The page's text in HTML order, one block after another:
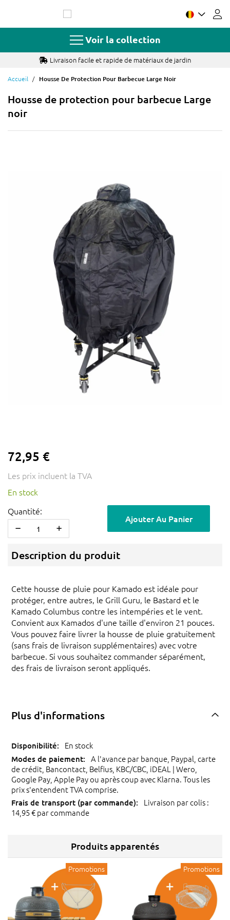
contenu
Voir la collection
Livraison facile et rapide de matériaux de jardin
Accueil Housse De Protection Pour Barbecue Large Noir
Housse de protection pour barbecue Large
noir
72,95 €
Les prix incluent la TVA
En stock
Quantité:
Ajouter Au Panier
Description du produit
Cette housse de pluie pour Kamado est idéale pour
protéger, entre autres, le Grill Guru, le Bastard et le
Kamado Columbus contre les intempéries et le vent.
Convient aux Kamados d'une taille d'environ 21 pouces.
Vous pouvez faire livrer la housse de pluie gratuitement
(sans frais de livraison supplémentaires) avec votre
barbecue. Si vous souhaitez commander séparément,
des frais de livraison seront appliqués.
Plus d'informations
En stock
A l'avance par banque, Paypal, carte
de crédit, Bancontact, Belfius, KBC/CBC, iDEAL | Wero,
Google Pay, Apple Pay ou après coup avec Klarna. Tous les
prix s'entendent TVA comprise.
Livraison par colis :
14,95 € par commande
Produits apparentés
Promotions Promotions